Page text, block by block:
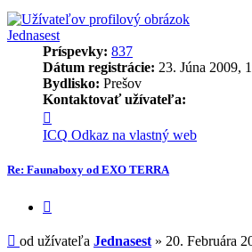
Jednasest
Príspevky: 837
Dátum registrácie: 23. Júna 2009,
Bydlisko: Prešov
Kontaktovať užívateľa:
informácie
užívateľa
Jednasest
ICQ Odkaz na vlastný web
Re: Faunaboxy od EXO TERRA
Príspevok
od užívateľa Jednasest » 20. Februára